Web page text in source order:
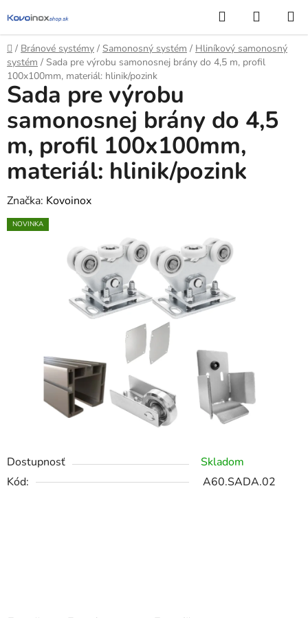
na
obsah
Hľadať
KOŠÍK
Domov
/ Bránové systémy / Samonosný systém / Hliníkový samonosný
systém / Sada pre výrobu samonosnej brány do 4,5 m, profil
100x100mm, materiál: hlinik/pozink
Dostupnosť
Skladom
Kód:
A60.SADA.02
Sada pre výrobu
samonosnej brány do 4,5
m, profil 100x100mm,
materiál: hlinik/pozink
Značka: Kovoinox
NOVINKA